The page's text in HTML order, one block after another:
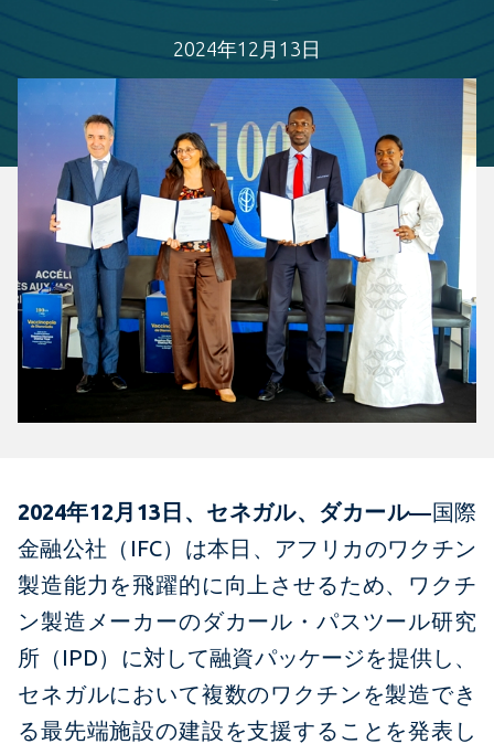
2024年12月13日
2024年12月13日、セネガル、ダカール―国際
金融公社（IFC）は本日、アフリカのワクチン
製造能力を飛躍的に向上させるため、ワクチ
ン製造メーカーのダカール・パスツール研究
所（IPD）に対して融資パッケージを提供し、
セネガルにおいて複数のワクチンを製造でき
る最先端施設の建設を支援することを発表し